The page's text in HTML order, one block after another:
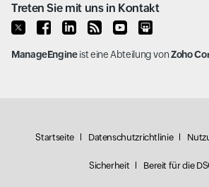
Treten Sie mit uns in Kontakt
ManageEngineist eine Abteilung vonZoho
Startseite Datenschutzrichtlinie
Sicherheit Bereit für die